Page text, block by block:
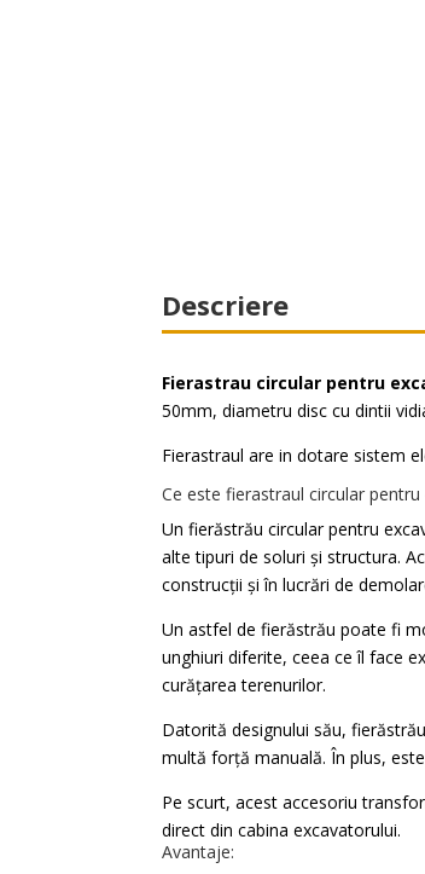
Descriere
Fierastrau circular pentru
50mm, diametru disc cu dintii
Fierastraul are in dotare sistem
Ce este fierastraul circular pentru
Un fierăstrău circular pentru
alte tipuri de soluri și structura.
construcții și în lucrări de
Un astfel de fierăstrău poate fi
unghiuri diferite, ceea ce îl face
curățarea terenurilor.
Datorită designului său,
multă forță manuală. În plus,
Pe scurt, acest accesoriu
direct din cabina excavatorului.
Avantaje: